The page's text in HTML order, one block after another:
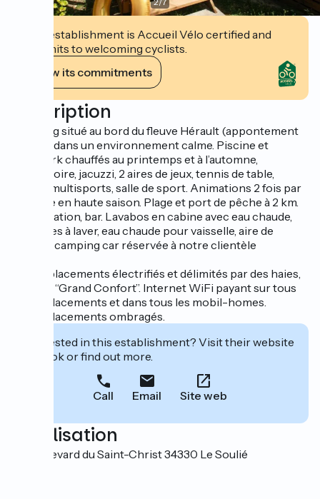
This establishment is Accueil Vélo certified and
commits to welcoming cyclists.
View its commitments
Description
Camping situé au bord du fleuve Hérault (appontement
gratuit), dans un environnement calme. Piscine et
Aquapark chauffés au printemps et à l’automne,
pataugeoire, jacuzzi, 2 aires de jeux, tennis de table,
terrain multisports, salle de sport. Animations 2 fois par
semaine en haute saison. Plage et port de pêche à 2 km.
Alimentation, bar. Lavabos en cabine avec eau chaude,
machines à laver, eau chaude pour vaisselle, aire de
vidange camping car réservée à notre clientèle
165 emplacements électrifiés et délimités par des haies,
dont 50 “Grand Confort”. Internet WiFi payant sur tous
les emplacements et dans tous les mobil-homes.
70 emplacements ombragés.
Interested in this establishment? Visit their website
to book or find out more.
Call Email Site web
Localisation
46 boulevard du Saint-Christ 34330 Le Soulié